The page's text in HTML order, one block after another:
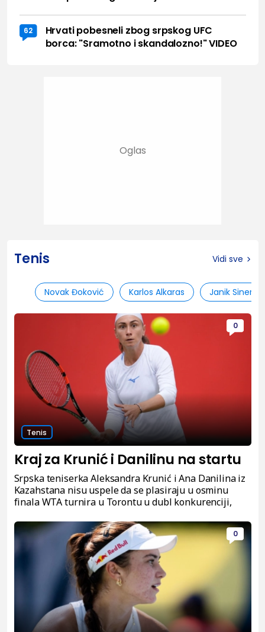
62
Hrvati pobesneli zbog srpskog UFC
borca: "Sramotno i skandalozno!" VIDEO
Tenis Vidi sve
Novak Đoković Karlos Alkaras Janik Siner
0
Tenis
Kraj za Krunić i Danilinu na startu
Srpska teniserka Aleksandra Krunić i Ana Danilina iz
Kazahstana nisu uspele da se plasiraju u osminu
finala WTA turnira u Torontu u dubl konkurenciji,
0